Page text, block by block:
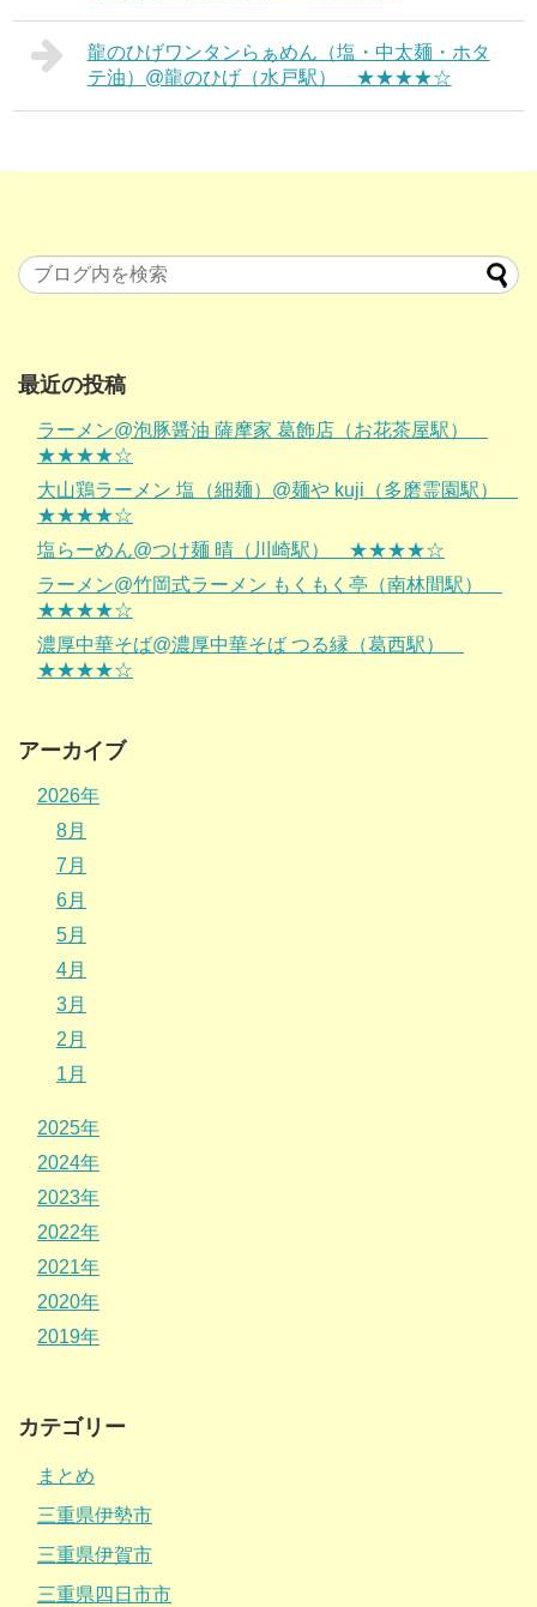
龍のひげワンタンらぁめん（塩・中太麺・ホタ
テ油）@龍のひげ（水戸駅） ★★★★☆
最近の投稿
ラーメン@泡豚醤油 薩摩家 葛飾店（お花茶屋駅）
★★★★☆
大山鶏ラーメン 塩（細麺）@麺や kuji（多磨霊園駅）
★★★★☆
塩らーめん@つけ麺 晴（川崎駅） ★★★★☆
ラーメン@竹岡式ラーメン もくもく亭（南林間駅）
★★★★☆
濃厚中華そば@濃厚中華そば つる縁（葛西駅）
★★★★☆
アーカイブ
2026年
8月
7月
6月
5月
4月
3月
2月
1月
2025年
2024年
2023年
2022年
2021年
2020年
2019年
カテゴリー
まとめ
三重県伊勢市
三重県伊賀市
三重県四日市市